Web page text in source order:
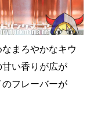
まろやかなキウ
い香りが広が
フレーバーが